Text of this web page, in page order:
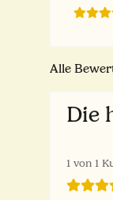
Alle
Die
1 von 1